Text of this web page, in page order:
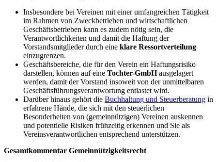
Insbesondere bei Vereinen mit einer umfangreichen Tätigkeit
im Rahmen von Zweckbetrieben und wirtschaftlichen
Geschäftsbetrieben kann es zudem nötig sein, die
Verantwortlichkeiten und damit die Haftung der
Vorstandsmitglieder durch eine klare Ressortverteilung
einzugrenzen.
Geschäftsbereiche, die für den Verein ein Haftungsrisiko
darstellen, können auf eine Tochter-GmbHausgelagert
werden, damit der Vorstand insoweit von der unmittelbaren
Geschäftsführungsverantwortung entlastet wird.
Darüber hinaus gehört die Buchhaltung und Steuerberatung in
erfahrene Hände, die sich mit den steuerlichen
Besonderheiten von (gemeinnützigen) Vereinen auskennen
und potentielle Risiken frühzeitig erkennen und Sie als
Vereinsverantwortlichen entsprechend unterstützen.
Gesamtkommentar Gemeinnützigkeitsrecht